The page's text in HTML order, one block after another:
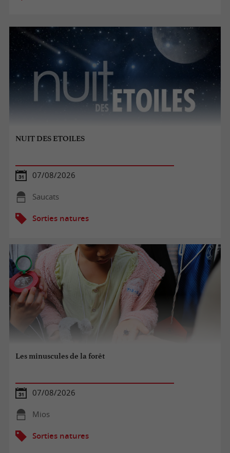
NUIT DES ETOILES
07/08/2026
Saucats
Sorties natures
Les minuscules de la forêt
07/08/2026
Mios
Sorties natures